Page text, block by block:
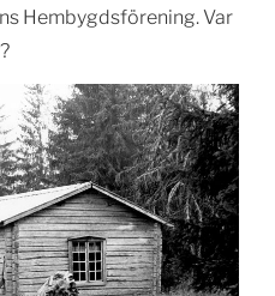
Hembygdsförening. Var